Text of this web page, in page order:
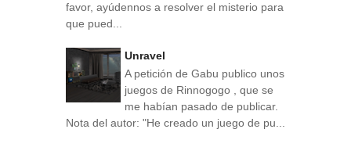
favor, ayúdennos a resolver el misterio para
que pued...
Unravel
A petición de Gabu publico unos
juegos de Rinnogogo , que se
me habían pasado de publicar.
Nota del autor: "He creado un juego de pu...